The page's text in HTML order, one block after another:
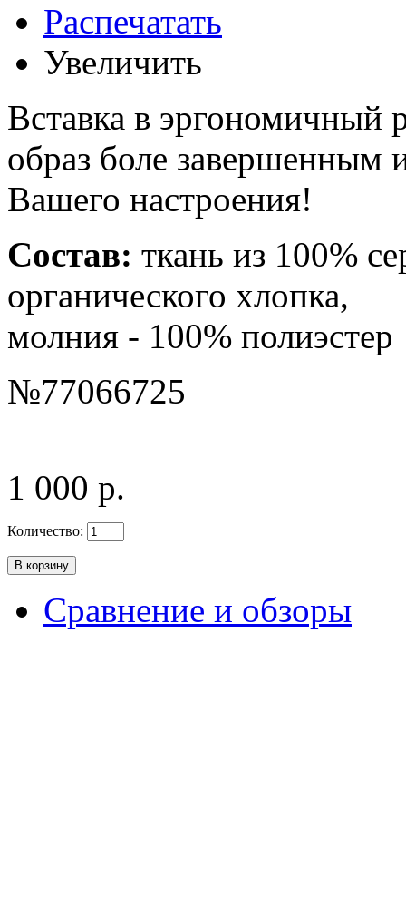
Распечатать
Увеличить
Вставка в эргономичный
образ боле завершенным
Вашего настроения!
Состав: ткань из 100%
органического хлопка,
молния - 100% полиэстер
№77066725
1 000 р.
Количество:
Сравнение и обзоры